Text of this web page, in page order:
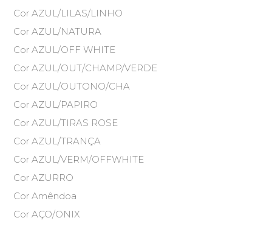
Cor AZUL/LILAS/LINHO
Cor AZUL/NATURA
Cor AZUL/OFF WHITE
Cor AZUL/OUT/CHAMP/VERDE
Cor AZUL/OUTONO/CHA
Cor AZUL/PAPIRO
Cor AZUL/TIRAS ROSE
Cor AZUL/TRANÇA
Cor AZUL/VERM/OFFWHITE
Cor AZURRO
Cor Amêndoa
Cor AÇO/ONIX